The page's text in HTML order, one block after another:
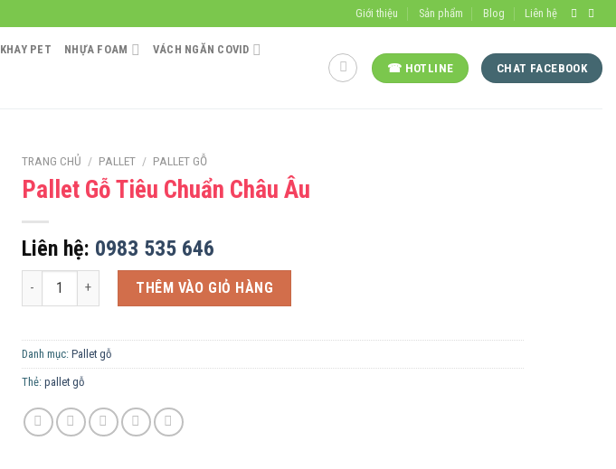
Giới thiệu Sản phẩm Blog Liên hệ
KHAY PET NHỰA FOAM VÁCH NGĂN COVID
☎ HOTLINE CHAT FACEBOOK
TRANG CHỦ / PALLET / PALLET GỖ
Pallet Gỗ Tiêu Chuẩn Châu Âu
Liên hệ: 0983 535 646
Pallet Gỗ Tiêu Chuẩn Châu Âu số lượng
THÊM VÀO GIỎ HÀNG
Danh mục: Pallet gỗ
Thẻ: pallet gỗ